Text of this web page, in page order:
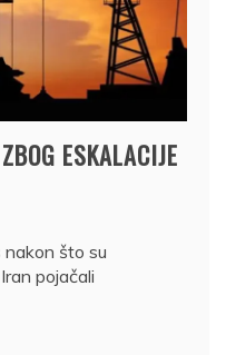
ESKALACIJE
što su
pojačali